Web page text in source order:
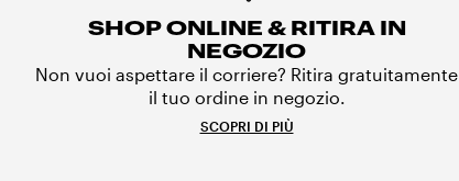
SHOP ONLINE & RITIRA IN
NEGOZIO
Non vuoi aspettare il corriere? Ritira gratuitamente
il tuo ordine in negozio.
SCOPRI DI PIÙ